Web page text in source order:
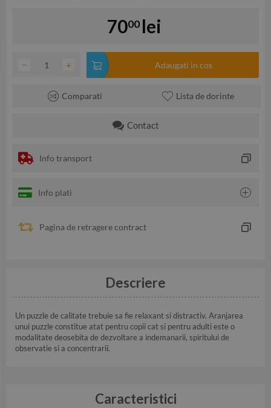
7000 lei
+
− Adaugati in cos
Comparati Lista de dorinte
Contact
Info transport
Info plati
Pagina de retragere contract
Descriere
Un puzzle de calitate trebuie sa fie relaxant si distractiv. Aranjarea
unui puzzle constitue atat pentru copii cat si pentru adulti este o
modalitate deosebita de dezvoltare a indemanarii, spiritului de
observatie si a concentrarii.
Caracteristici